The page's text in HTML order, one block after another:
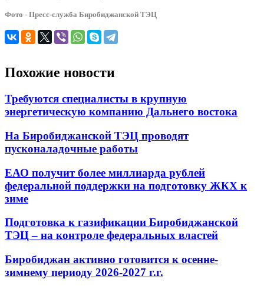
Фото - Пресс-служба Биробиджанской ТЭЦ
Похожие новости
Требуются специалисты в крупную
энергетическую компанию Дальнего востока
На Биробиджанской ТЭЦ проводят
пусконаладочные работы
ЕАО получит более миллиарда рублей
федеральной поддержки на подготовку ЖКХ к
зиме
Подготовка к газификации Биробиджанской
ТЭЦ – на контроле федеральных властей
Биробиджан активно готовится к осенне-
зимнему периоду 2026-2027 г.г.